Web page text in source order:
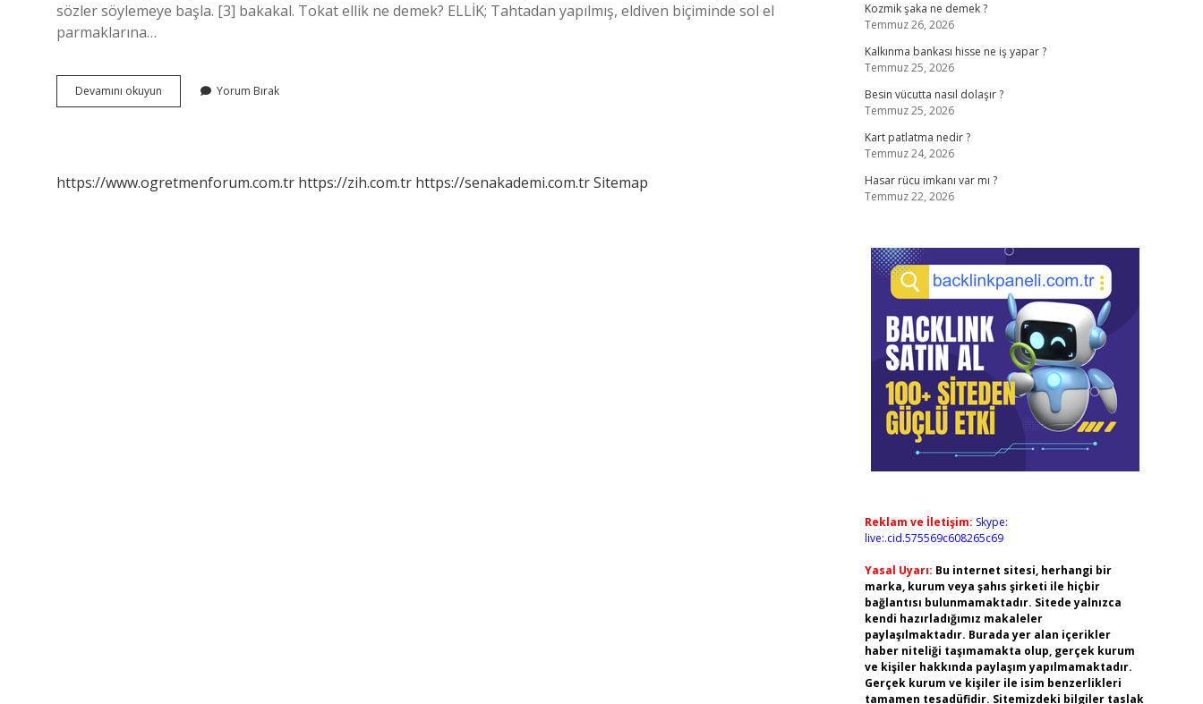
sözler söylemeye başla. [3] bakakal. Tokat ellik ne demek? ELLİK; Tahtadan yapılmış, eldiven biçiminde sol el
parmaklarına…
Devamını okuyun
Ayran
Yorum Bırak
https://www.ogretmenforum.com.tr https://zih.com.tr https://senakademi.com.trSitemap
Kozmik şaka ne demek ?
Temmuz 26, 2026
Kalkınma bankası hisse ne iş yapar ?
Temmuz 25, 2026
Besin vücutta nasıl dolaşır ?
Temmuz 25, 2026
Kart patlatma nedir ?
Temmuz 24, 2026
Hasar rücu imkanı var mı ?
Temmuz 22, 2026
Reklam ve İletişim: Skype:
live:.cid.575569c608265c69
Yasal Uyarı: Bu internet sitesi, herhangi bir
marka, kurum veya şahıs şirketi ile hiçbir
bağlantısı bulunmamaktadır. Sitede yalnızca
kendi hazırladığımız makaleler
paylaşılmaktadır. Burada yer alan içerikler
haber niteliği taşımamakta olup, gerçek kurum
ve kişiler hakkında paylaşım yapılmamaktadır.
Gerçek kurum ve kişiler ile isim benzerlikleri
tamamen tesadüfidir. Sitemizdeki bilgiler taslak